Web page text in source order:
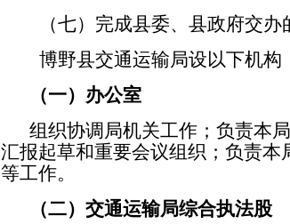
（七）完成县委、县政府交办
博野县交通运输局设以下机构
（一）办公室
组织协调局机关工作；负责本
汇报起草和重要会议组织；负责
等工作。
（二）交通运输局综合执法股